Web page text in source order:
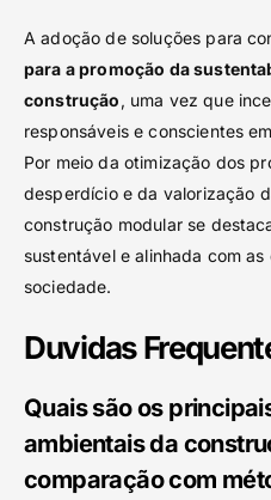
A adoção de soluções para
para a promoção da
construção , uma vez que
responsáveis e conscientes
Por meio da otimização dos
desperdício e da valorização
construção modular se
sustentável e alinhada com
sociedade.
Duvidas
Quais são os
ambientais da
comparação com